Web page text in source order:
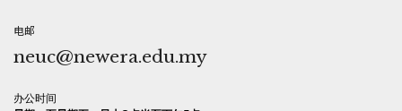
电邮
neuc@newera.edu.my
办公时间